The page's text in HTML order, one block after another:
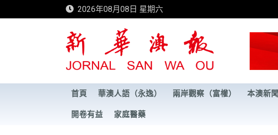
to
2026年08月08日 星期六
新華澳報
首頁 華澳人語（永逸） 兩岸觀察（富權） 本澳新聞
開卷有益 家庭醫藥